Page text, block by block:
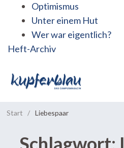
Optimismus
Unter einem Hut
Wer war eigentlich?
Heft-Archiv
Start / Liebespaar
Schlagwort: